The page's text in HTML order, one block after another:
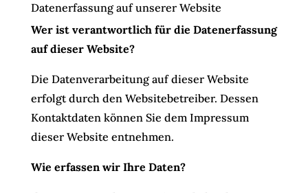
Datenerfassung auf unserer Website
Wer ist verantwortlich für die Datenerfassung
auf dieser Website?
Die Datenverarbeitung auf dieser Website
erfolgt durch den Websitebetreiber. Dessen
Kontaktdaten können Sie dem Impressum
dieser Website entnehmen.
Wie erfassen wir Ihre Daten?